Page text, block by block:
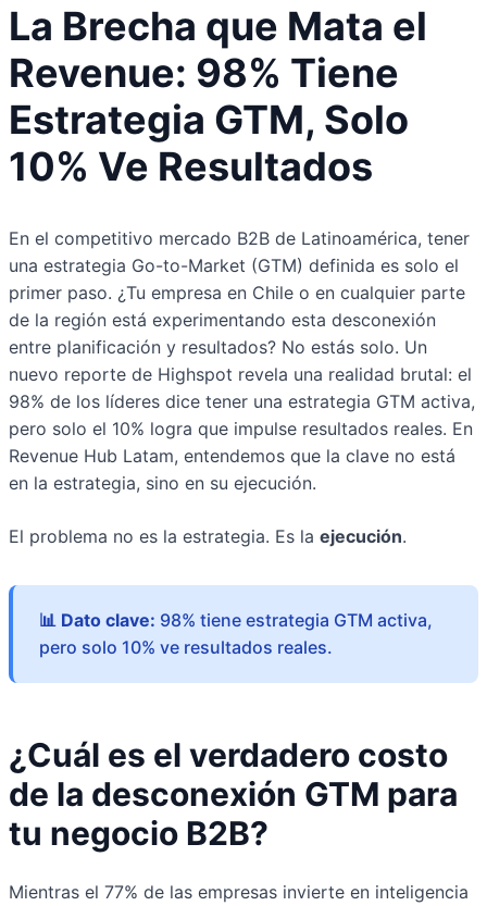
La Brecha que Mata el
Revenue: 98% Tiene
Estrategia GTM, Solo
10% Ve Resultados
En el competitivo mercado B2B de Latinoamérica, tener
una estrategia Go-to-Market (GTM) definida es solo el
primer paso. ¿Tu empresa en Chile o en cualquier parte
de la región está experimentando esta desconexión
entre planificación y resultados? No estás solo. Un
nuevo reporte de Highspot revela una realidad brutal: el
98% de los líderes dice tener una estrategia GTM activa,
pero solo el 10% logra que impulse resultados reales. En
Revenue Hub Latam, entendemos que la clave no está
en la estrategia, sino en su ejecución.
El problema no es la estrategia. Es la ejecución.
📊 Dato clave: 98% tiene estrategia GTM activa,
pero solo 10% ve resultados reales.
¿Cuál es el verdadero costo
de la desconexión GTM para
tu negocio B2B?
Mientras el 77% de las empresas invierte en inteligencia